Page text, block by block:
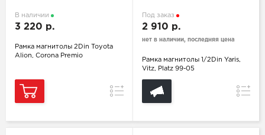
В наличии
3 220 р.
Рамка магнитолы 2Din Toyota
Alion, Corona Premio
Сравнение
Под заказ
2 910 р.
нет в наличии, последняя цена
Рамка магнитолы 1/2Din Yaris,
Vitz, Platz 99-05